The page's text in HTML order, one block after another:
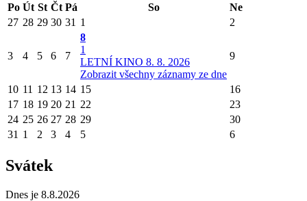
Po Út St Čt Pá So
Ne
27 28 29 30 31 1 2
3 4 5 6 7
8
1
LETNÍ KINO 8. 8. 2026
Zobrazit všechny záznamy ze dne
9
10 11 12 13 14 15
16
17 18 19 20 21 22
23
24 25 26 27 28 29
30
31 1 2 3 4 5 6
Svátek
Dnes je 8.8.2026